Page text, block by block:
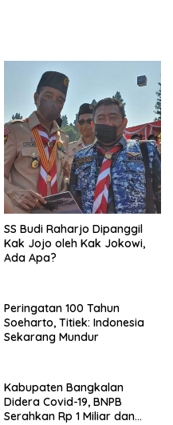
SS Budi Raharjo Dipanggil
Kak Jojo oleh Kak Jokowi,
Ada Apa?
Peringatan 100 Tahun
Soeharto, Titiek: Indonesia
Sekarang Mundur
Kabupaten Bangkalan
Didera Covid-19, BNPB
Serahkan Rp 1 Miliar dan